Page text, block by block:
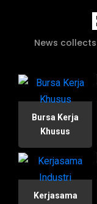
News
Bursa Kerja
Khusus
Kerjasama